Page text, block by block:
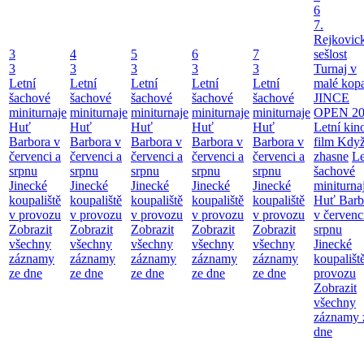
3
3
Letní
šachové
miniturnaje
Huť
Barbora v
červenci a
srpnu
Jinecké
koupaliště
v provozu
Zobrazit
všechny
záznamy
ze dne
4
3
Letní
šachové
miniturnaje
Huť
Barbora v
červenci a
srpnu
Jinecké
koupaliště
v provozu
Zobrazit
všechny
záznamy
ze dne
5
3
Letní
šachové
miniturnaje
Huť
Barbora v
červenci a
srpnu
Jinecké
koupaliště
v provozu
Zobrazit
všechny
záznamy
ze dne
6
3
Letní
šachové
miniturnaje
Huť
Barbora v
červenci a
srpnu
Jinecké
koupaliště
v provozu
Zobrazit
všechny
záznamy
ze dne
7
3
Letní
šachové
miniturnaje
Huť
Barbora v
červenci a
srpnu
Jinecké
koupaliště
v provozu
Zobrazit
všechny
záznamy
ze dne
6
7.
sešlost
Turnaj v
malé
JINCE
OPEN
Letní
film
zhasne
šachové
Huť
v
srpnu
Jinecké
provozu
Zobrazit
všechny
záznamy
dne